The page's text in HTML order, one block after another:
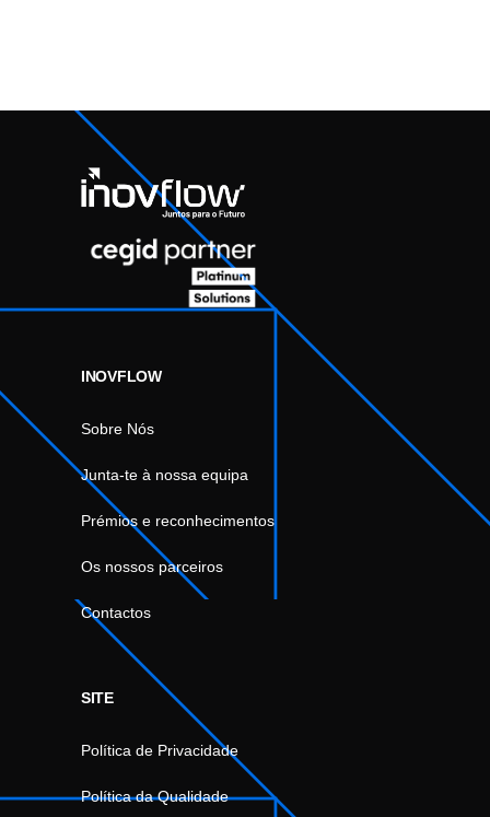
INOVFLOW
Sobre Nós
Junta-te à nossa equipa
Prémios e reconhecimentos
Os nossos parceiros
Contactos
SITE
Política de Privacidade
Política da Qualidade